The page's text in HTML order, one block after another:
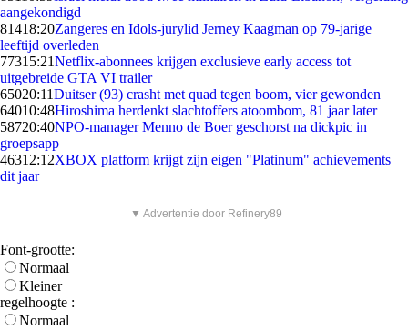
aangekondigd
81418:20Zangeres en Idols-jurylid Jerney Kaagman op 79-jarige
leeftijd overleden
77315:21Netflix-abonnees krijgen exclusieve early access tot
uitgebreide GTA VI trailer
65020:11Duitser (93) crasht met quad tegen boom, vier gewonden
64010:48Hiroshima herdenkt slachtoffers atoombom, 81 jaar later
58720:40NPO-manager Menno de Boer geschorst na dickpic in
groepsapp
46312:12XBOX platform krijgt zijn eigen "Platinum" achievements
dit jaar
▼ Advertentie door Refinery89
Font-grootte:
Normaal
Kleiner
regelhoogte :
Normaal